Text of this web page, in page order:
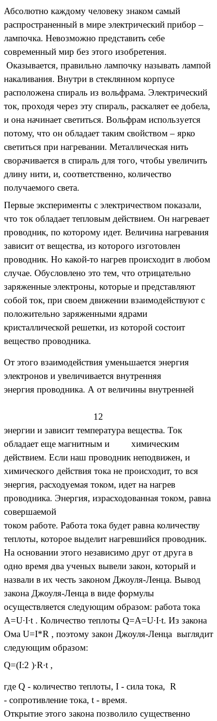
Абсолютно каждому человеку знаком самый
распространенный в мире электрический прибор –
лампочка. Невозможно представить себе
современный мир без этого изобретения.
Оказывается, правильно лампочку называть лампой
накаливания. Внутри в стеклянном корпусе
расположена спираль из вольфрама. Электрический
ток, проходя через эту спираль, раскаляет ее добела,
и она начинает светиться. Вольфрам используется
потому, что он обладает таким свойством – ярко
светиться при нагревании. Металлическая нить
сворачивается в спираль для того, чтобы увеличить
длину нити, и, соответственно, количество
получаемого света.
Первые эксперименты с электричеством показали,
что ток обладает тепловым действием. Он нагревает
проводник, по которому идет. Величина нагревания
зависит от вещества, из которого изготовлен
проводник. Но какой-то нагрев происходит в любом
случае. Обусловлено это тем, что отрицательно
заряженные электроны, которые и представляют
собой ток, при своем движении взаимодействуют с
положительно заряженными ядрами
кристаллической решетки, из которой состоит
вещество проводника.
От этого взаимодействия уменьшается энергия
электронов и увеличивается внутренняя
энергия проводника. А от величины внутренней
12
энергии и зависит температура вещества. Ток
обладает еще магнитным и химическим
действием. Если наш проводник неподвижен, и
химического действия тока не происходит, то вся
энергия, расходуемая током, идет на нагрев
проводника. Энергия, израсходованная током, равна
совершаемой
током работе. Работа тока будет равна количеству
теплоты, которое выделит нагревшийся проводник.
На основании этого независимо друг от друга в
одно время два ученых вывели закон, который и
назвали в их честь законом Джоуля-Ленца. Вывод
закона Джоуля-Ленца в виде формулы
осуществляется следующим образом: работа тока
A=U·I·t . Количество теплоты Q=A=U·I·t. Из закона
Ома U=I*R , поэтому закон Джоуля-Ленца выглядит
следующим образом:
Q=(I:2 )·R·t ,
где Q - количество теплоты, I - сила тока, R
- сопротивление тока, t - время.
Открытие этого закона позволило существенно